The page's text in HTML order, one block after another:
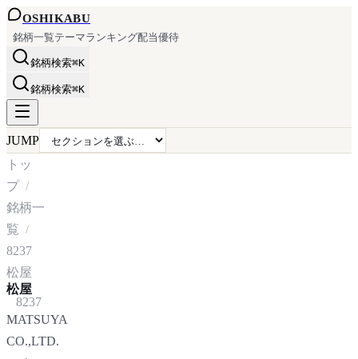
OSHIKABU
銘柄一覧テーマランキング配当優待
銘柄検索⌘K
銘柄検索⌘K
JUMP
トッ
プ
銘柄一
覧
8237
松屋
松屋
8237
MATSUYA
CO.,LTD.